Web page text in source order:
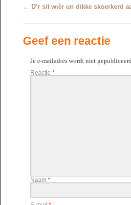
← D’r sit wièr un dikke skoerkerd
Geef een reactie
Je e-mailadres wordt niet
Reactie *
Naam *